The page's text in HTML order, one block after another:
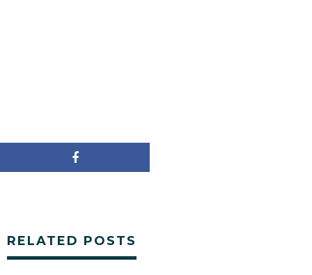
RELATED POSTS